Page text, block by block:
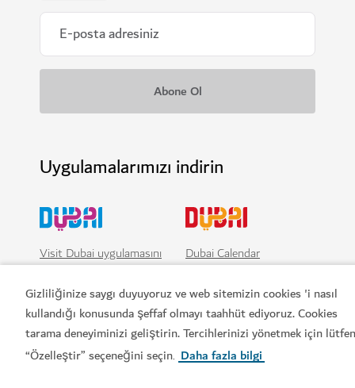
Gizliliğinize saygı duyuyoruz ve web sitemizin cookies 'i nasıl
kullandığı konusunda şeffaf olmayı taahhüt ediyoruz. Cookies
tarama deneyiminizi geliştirin. Tercihlerinizi yönetmek için lütfen
“Özelleştir” seçeneğini seçin. Daha fazla bilgi
Hemen rezervasyon yaptırın
Uygulamalarımızı indirin
Visit Dubai uygulamasını
Dubai Calendar